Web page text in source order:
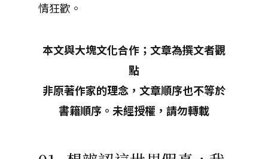
情狂歡。
本文與大塊文化合作；文章為撰文者觀
點
非原著作家的理念，文章順序也不等於
書籍順序。未經授權，請勿轉載